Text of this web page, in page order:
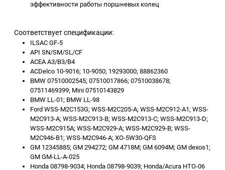
эффективности работы поршневых колец
Соответствует спецификации:
ILSAC GF-5
API SN/SM/SL/CF
ACEA A3/B3/B4
ACDelco 10-9016; 10-9050; 19293000; 88862360
BMW 07510002545; 07510017866; 07510038678;
07511469399; Mini 07510143829
BMW LL-01; BMW LL-98
Ford WSS-M2C153G; WSS-M2C205-A; WSS-M2C912-A1; WSS-
M2C913-A; WSS-M2C913-B; WSS-M2C913-C; WSS-M2C913-D;
WSS-M2C915A; WSS-M2C929-A; WSS-M2C929-B; WSS-
M2C946-B1; WSS-M2C946-A; XO-5W30-QFS
GM 12345885; GM 294272; GM 4718M; GM 6094M; GM dexos1;
GM GM-LL-A-025
Honda 08798-9034; Honda 08798-9039; Honda/Acura HTO-06